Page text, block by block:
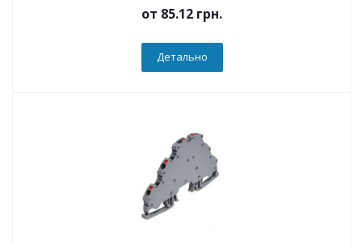
от 85.12 грн.
Детально